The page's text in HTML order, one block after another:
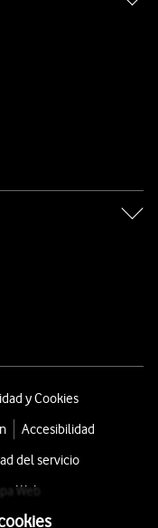
y Cookies
Accesibilidad
del servicio
Web